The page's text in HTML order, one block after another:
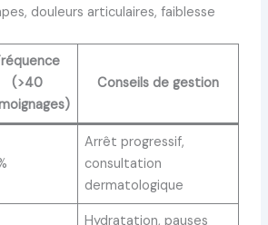
douleurs articulaires, faiblesse
(>40
Conseils de gestion
Arrêt progressif,
consultation
dermatologique
Hydratation, pauses